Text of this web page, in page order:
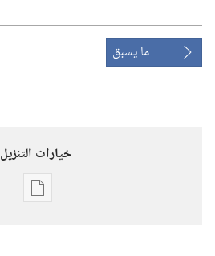
ما يسبق
خيارات التنزيل
خيارات